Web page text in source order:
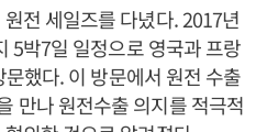
전 세일즈를 다녔다. 2017년
5박7일 일정으로 영국과 프랑
했다. 이 방문에서 원전 수출
만나 원전수출 의지를 적극적